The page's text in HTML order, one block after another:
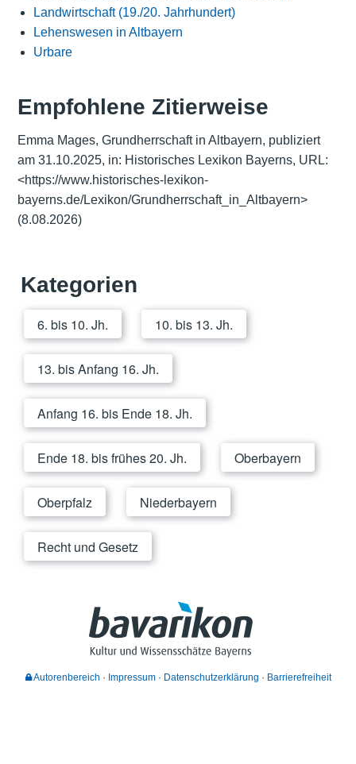
Landwirtschaft (19./20. Jahrhundert)
Lehenswesen in Altbayern
Urbare
Empfohlene Zitierweise
Emma Mages, Grundherrschaft in Altbayern, publiziert
am 31.10.2025, in: Historisches Lexikon Bayerns, URL:
<https://www.historisches-lexikon-
bayerns.de/Lexikon/Grundherrschaft_in_Altbayern>
(8.08.2026)
Kategorien
6. bis 10. Jh. 10. bis 13. Jh.
13. bis Anfang 16. Jh.
Anfang 16. bis Ende 18. Jh.
Ende 18. bis frühes 20. Jh. Oberbayern
Oberpfalz Niederbayern
Recht und Gesetz
Autorenbereich Impressum Datenschutzerklärung Barrierefreiheit